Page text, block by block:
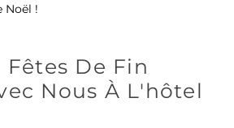
Noël !
Fêtes De Fin
Nous À L'hôtel